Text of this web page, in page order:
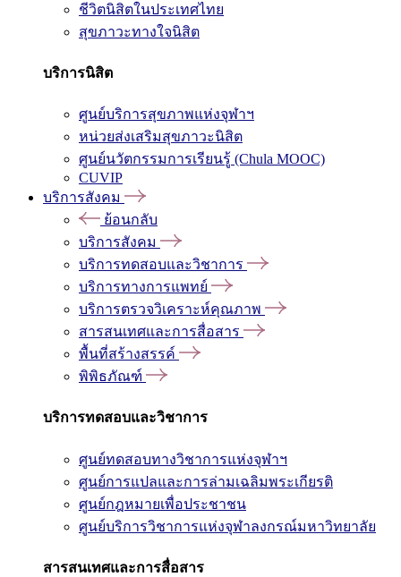
ชีวิตนิสิตในประเทศไทย
สุขภาวะทางใจนิสิต
บริการนิสิต
ศูนย์บริการสุขภาพแห่งจุฬาฯ
หน่วยส่งเสริมสุขภาวะนิสิต
ศูนย์นวัตกรรมการเรียนรู้ (Chula MOOC)
CUVIP
บริการสังคม
ย้อนกลับ
บริการสังคม
บริการทดสอบและวิชาการ
บริการทางการแพทย์
บริการตรวจวิเคราะห์คุณภาพ
สารสนเทศและการสื่อสาร
พื้นที่สร้างสรรค์
พิพิธภัณฑ์
บริการทดสอบและวิชาการ
ศูนย์ทดสอบทางวิชาการแห่งจุฬาฯ
ศูนย์การแปลและการล่ามเฉลิมพระเกียรติ
ศูนย์กฎหมายเพื่อประชาชน
ศูนย์บริการวิชาการแห่งจุฬาลงกรณ์มหาวิทยาลัย
สารสนเทศและการสื่อสาร